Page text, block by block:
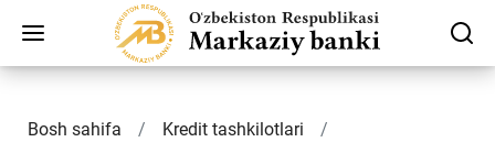
Bosh sahifa Kredit tashkilotlari